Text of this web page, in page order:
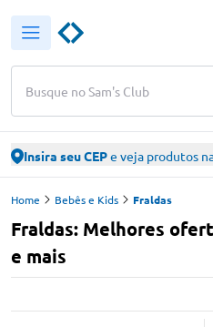
Busque no Sam's Club
Insira seu CEPe veja produtos
Home Bebês e Kids Fraldas
Fraldas: Melhores
e mais